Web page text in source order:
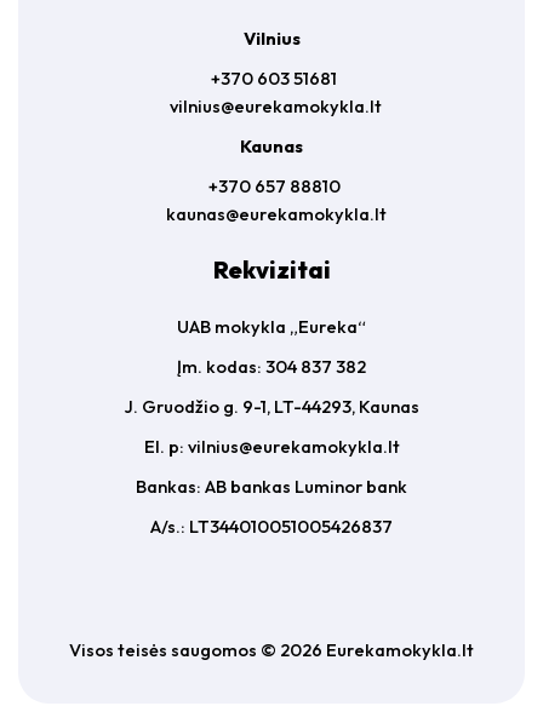
Vilnius
+370 603 51681
vilnius@eurekamokykla.lt
Kaunas
+370 657 88810
kaunas@eurekamokykla.lt
Rekvizitai
UAB mokykla „Eureka“
Įm. kodas: 304 837 382
J. Gruodžio g. 9-1, LT-44293, Kaunas
El. p: vilnius@eurekamokykla.lt
Bankas: AB bankas Luminor bank
A/s.: LT344010051005426837
Visos teisės saugomos © 2026 Eurekamokykla.lt